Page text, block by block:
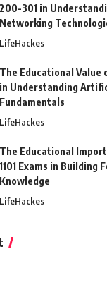
200-301 in
Networking
LifeHackes
The Educational Value
in Understanding
Fundamentals
LifeHackes
The Educational
1101 Exams in Building
Knowledge
LifeHackes